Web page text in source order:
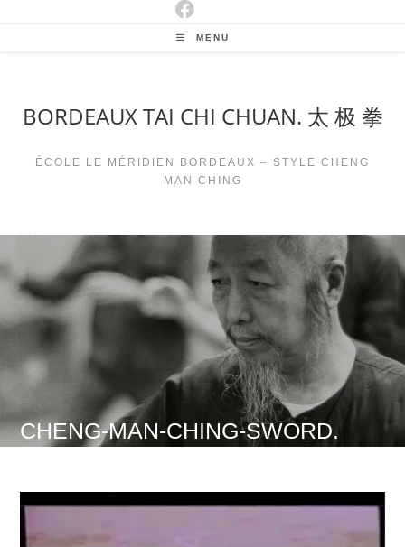
MENU
BORDEAUX TAI CHI CHUAN. 太 极 拳
ÉCOLE LE MÉRIDIEN BORDEAUX – STYLE CHENG
MAN CHING
CHENG-MAN-CHING-SWORD.
Lecteur